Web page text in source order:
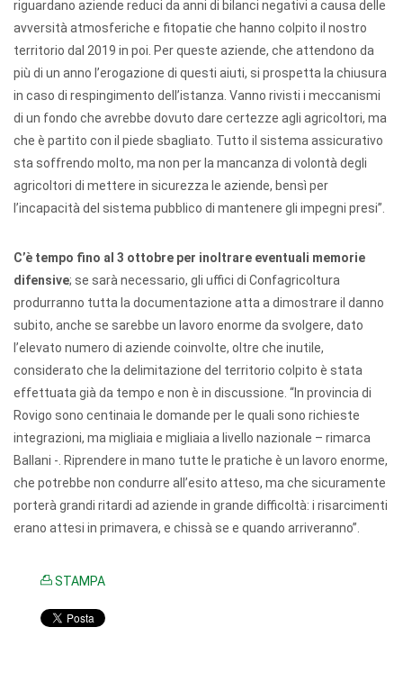
riguardano aziende reduci da anni di bilanci negativi a causa delle
avversità atmosferiche e fitopatie che hanno colpito il nostro
territorio dal 2019 in poi. Per queste aziende, che attendono da
più di un anno l’erogazione di questi aiuti, si prospetta la chiusura
in caso di respingimento dell’istanza. Vanno rivisti i meccanismi
di un fondo che avrebbe dovuto dare certezze agli agricoltori, ma
che è partito con il piede sbagliato. Tutto il sistema assicurativo
sta soffrendo molto, ma non per la mancanza di volontà degli
agricoltori di mettere in sicurezza le aziende, bensì per
l’incapacità del sistema pubblico di mantenere gli impegni presi”.
C’è tempo fino al 3 ottobre per inoltrare eventuali memorie
difensive; se sarà necessario, gli uffici di Confagricoltura
produrranno tutta la documentazione atta a dimostrare il danno
subito, anche se sarebbe un lavoro enorme da svolgere, dato
l’elevato numero di aziende coinvolte, oltre che inutile,
considerato che la delimitazione del territorio colpito è stata
effettuata già da tempo e non è in discussione. “In provincia di
Rovigo sono centinaia le domande per le quali sono richieste
integrazioni, ma migliaia e migliaia a livello nazionale – rimarca
Ballani -. Riprendere in mano tutte le pratiche è un lavoro enorme,
che potrebbe non condurre all’esito atteso, ma che sicuramente
porterà grandi ritardi ad aziende in grande difficoltà: i risarcimenti
erano attesi in primavera, e chissà se e quando arriveranno”.
STAMPA